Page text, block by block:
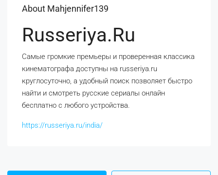
About Mahjennifer139
Russeriya.ru
Самые громкие премьеры и проверенная классика
кинематографа доступны на russeriya.ru
круглосуточно, а удобный поиск позволяет быстро
найти и смотреть русские сериалы онлайн
бесплатно с любого устройства.
https://russeriya.ru/india/